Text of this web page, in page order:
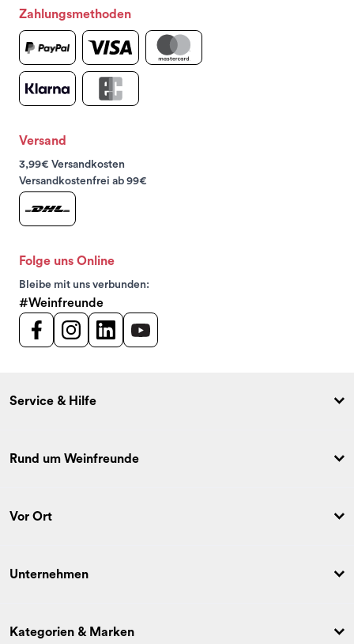
Zahlungsmethoden
Versand
3,99€ Versandkosten
Versandkostenfrei ab 99€
Folge uns Online
Bleibe mit uns verbunden:
#Weinfreunde
Service & Hilfe
Rund um Weinfreunde
Vor Ort
Unternehmen
Kategorien & Marken